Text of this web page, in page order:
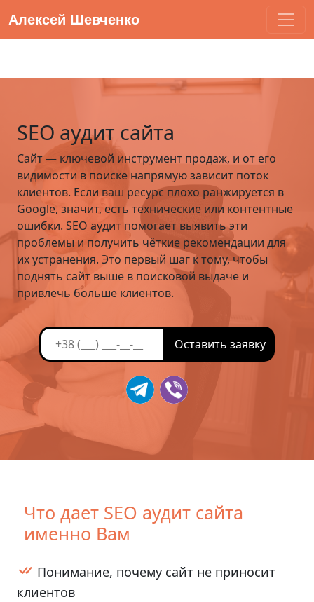
Алексей Шевченко
SEO аудит сайта
Сайт — ключевой инструмент продаж, и от его
видимости в поиске напрямую зависит поток
клиентов. Если ваш ресурс плохо ранжируется в
Google, значит, есть технические или контентные
ошибки. SEO аудит помогает выявить эти
проблемы и получить чёткие рекомендации для
их устранения. Это первый шаг к тому, чтобы
поднять сайт выше в поисковой выдаче и
привлечь больше клиентов.
Что дает SEO аудит сайта
именно Вам
Понимание, почему сайт не приносит
клиентов